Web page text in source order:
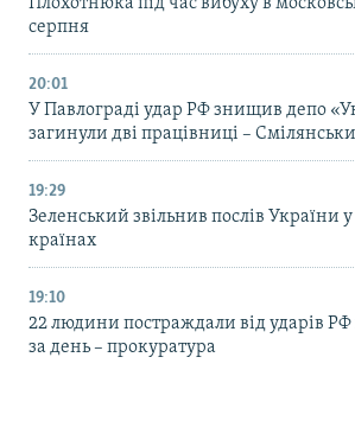
Плохотнюка під час вибуху в
серпня
20:01
У Павлограді удар РФ знищив депо
загинули дві працівниці –
19:29
Зеленський звільнив послів України
країнах
19:10
22 людини постраждали від ударів
за день – прокуратура